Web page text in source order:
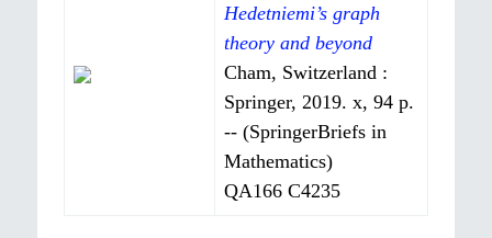
Hedetniemi’s graph
theory and beyond
Cham, Switzerland :
Springer, 2019. x, 94 p.
-- (SpringerBriefs in
Mathematics)
QA166 C4235